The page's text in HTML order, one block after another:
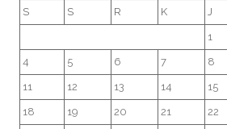
S S R K J
1
4 5 6 7 8
11 12 13 14 15
18 19 20 21 22